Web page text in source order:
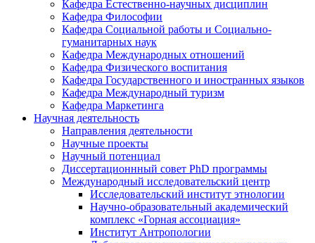
Кафедра Естественно-научных дисциплин
Кафедра Философии
Кафедра Социальной работы и Социально-
гуманитарных наук
Кафедра Международных отношений
Кафедра Физического воспитания
Кафедра Государственного и иностранных языков
Кафедра Международный туризм
Кафедра Маркетинга
Научная деятельность
Направления деятельности
Научные проекты
Научный потенциал
Диссертационнный совет PhD программы
Международный исследовательский центр
Исследовательский институт этнологии
Научно-образовательный академический
комплекс «Горная ассоциация»
Институт Антропологии